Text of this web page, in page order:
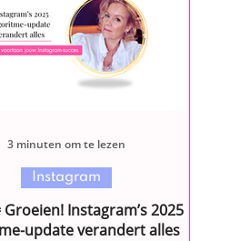
Groeien! Instagram’s 2025
algoritme-update verandert alles
Instagram
3 minuten om te lezen